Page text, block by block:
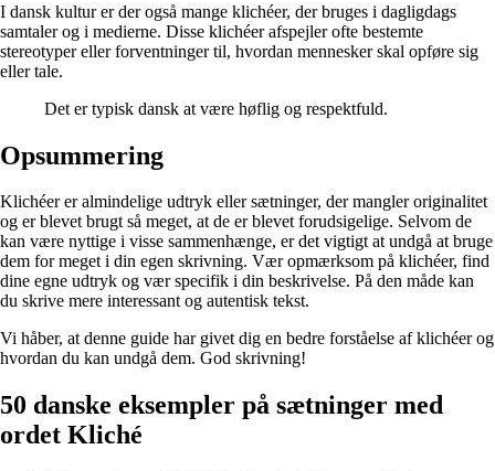
I dansk kultur er der også mange klichéer, der bruges i dagligdags
samtaler og i medierne. Disse klichéer afspejler ofte bestemte
stereotyper eller forventninger til, hvordan mennesker skal opføre sig
eller tale.
Det er typisk dansk at være høflig og respektfuld.
Opsummering
Klichéer er almindelige udtryk eller sætninger, der mangler originalitet
og er blevet brugt så meget, at de er blevet forudsigelige. Selvom de
kan være nyttige i visse sammenhænge, er det vigtigt at undgå at bruge
dem for meget i din egen skrivning. Vær opmærksom på klichéer, find
dine egne udtryk og vær specifik i din beskrivelse. På den måde kan
du skrive mere interessant og autentisk tekst.
Vi håber, at denne guide har givet dig en bedre forståelse af klichéer og
hvordan du kan undgå dem. God skrivning!
50 danske eksempler på sætninger med
ordet Kliché